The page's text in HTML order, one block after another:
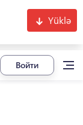
Yüklə
Войти